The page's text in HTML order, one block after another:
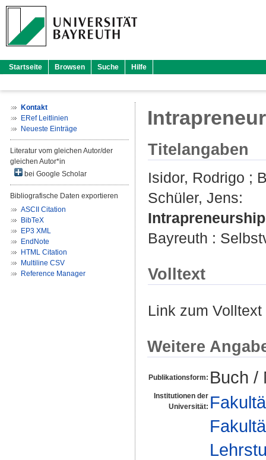
Startseite Browsen Suche Hilfe
Kontakt
ERef Leitlinien
Neueste Einträge
Literatur vom gleichen Autor/der
gleichen Autor*in
bei Google Scholar
Bibliografische Daten exportieren
ASCII Citation
BibTeX
EP3 XML
EndNote
HTML Citation
Multiline CSV
Reference Manager
Titelangaben
Isidor, Rodrigo ;
Schüler, Jens:
Bayreuth :
Volltext
Link zum
Weitere
Publikationsform: Buch /
Institutionen der
Universität: